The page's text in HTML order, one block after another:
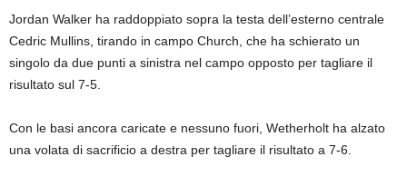
Jordan Walker ha raddoppiato sopra la testa dell’esterno centrale
Cedric Mullins, tirando in campo Church, che ha schierato un
singolo da due punti a sinistra nel campo opposto per tagliare il
risultato sul 7-5.
Con le basi ancora caricate e nessuno fuori, Wetherholt ha alzato
una volata di sacrificio a destra per tagliare il risultato a 7-6.